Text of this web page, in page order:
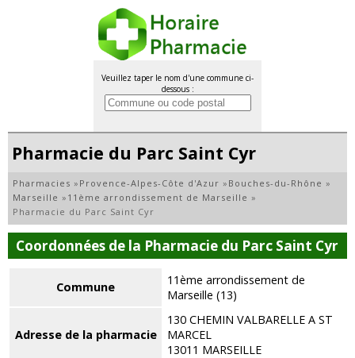
Veuillez taper le nom d'une commune ci-
dessous :
Pharmacie du Parc Saint Cyr
Pharmacies » Provence-Alpes-Côte d'Azur » Bouches-du-Rhône »
Marseille » 11ème arrondissement de Marseille »
Pharmacie du Parc Saint Cyr
Coordonnées de la Pharmacie du Parc Saint Cyr
Commune
11ème arrondissement de
Marseille (13)
Adresse de la pharmacie
130 CHEMIN VALBARELLE A ST
MARCEL
13011 MARSEILLE